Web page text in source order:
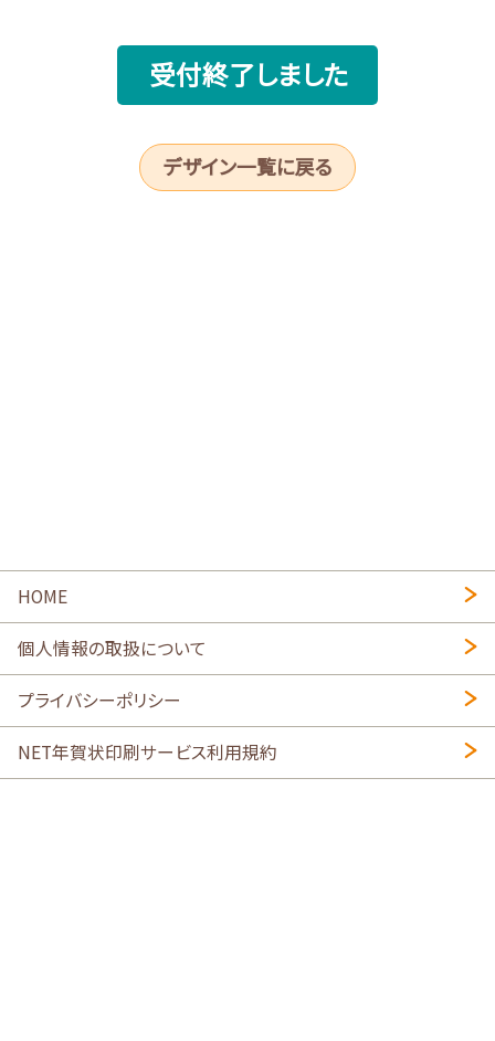
受付終了しました
デザイン一覧に戻る
HOME
個人情報の取扱について
プライバシーポリシー
NET年賀状印刷サービス利用規約